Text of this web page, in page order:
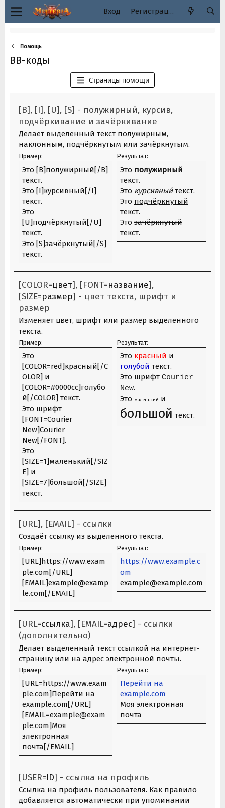
Вход Регистрация
Помощь
BB-коды
Страницы помощи
[B], [I], [U], [S] - полужирный, курсив,
подчёркивание и зачёркивание
Делает выделенный текст полужирным,
наклонным, подчёркнутым или зачёркнутым.
Пример:
Это [B]полужирный[/B]
текст.
Это [I]курсивный[/I]
текст.
Это
[U]подчёркнутый[/U]
текст.
Это [S]зачёркнутый[/S]
текст.
Результат:
Это полужирный
текст.
Это курсивныйтекст.
Это подчёркнутый
текст.
Это зачёркнутый
текст.
[COLOR=цвет], [FONT=название],
[SIZE=размер] - цвет текста, шрифт и
размер
Изменяет цвет, шрифт или размер выделенного
текста.
Пример:
Это
[COLOR=red]красный[/C
OLOR] и
[COLOR=#0000cc]голубо
й[/COLOR] текст.
Это шрифт
[FONT=Courier
New]Courier
New[/FONT].
Это
[SIZE=1]маленький[/SIZ
E] и
[SIZE=7]большой[/SIZE]
текст.
Результат:
Это красный и
голубой текст.
Это шрифт Courier
New.
Это маленький и
большой текст.
[URL], [EMAIL] - ссылки
Создаёт ссылку из выделенного текста.
Пример:
[URL]https://www.exam
ple.com[/URL]
[EMAIL]example@examp
le.com[/EMAIL]
Результат:
https://www.example.c
om
example@example.com
[URL=ссылка], [EMAIL=адрес] - ссылки
(дополнительно)
Делает выделенный текст ссылкой на интернет-
страницу или на адрес электронной почты.
Пример:
[URL=https://www.exam
ple.com]Перейти на
example.com[/URL]
[EMAIL=example@exam
ple.com]Моя
электронная
почта[/EMAIL]
Результат:
Перейти на
example.com
Моя электронная
почта
[USER=ID] - ссылка на профиль
Ссылка на профиль пользователя. Как правило
добавляется автоматически при упоминании